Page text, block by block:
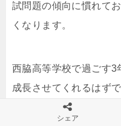
試問題の傾向に慣れて
くなります。
西脇高等学校で過ごす3
成長させてくれるはず
まで諦めずに頑張って
シェア